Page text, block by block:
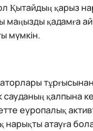
Қытайдың қарыз
маңызды қадамға
мүмкін.
қалпына
еуропалық
атауға